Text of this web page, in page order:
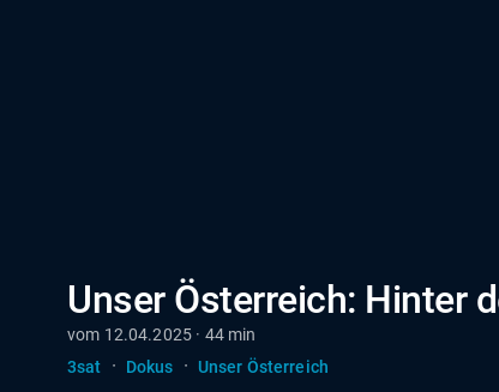
Unser Österreich: Hinter
vom 12.04.2025 · 44 min
3sat
· Dokus · Unser Österreich